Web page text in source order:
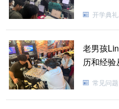
安全咨询、安全运营、事件响
互联网领域是网络安全专业
联网巨头公司需要网络安全
全，防止黑客攻击和恶意软件
5、学术研究机构
高校、研究院所等学术研
开学典礼
老男孩
历和经
常见问题